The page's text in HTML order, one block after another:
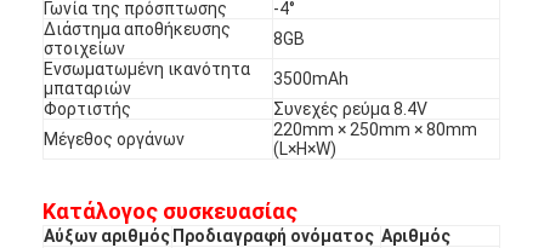
Γωνία της πρόσπτωσης
-4°
Διάστημα αποθήκευσης
στοιχείων
8GB
Ενσωματωμένη ικανότητα
μπαταριών
3500mAh
Φορτιστής
Συνεχές ρεύμα 8.4V
Μέγεθος οργάνων
220mm × 250mm × 80mm
(L×H×W)
Κατάλογος συσκευασίας
Αύξων αριθμός Προδιαγραφή ονόματος Αριθμός